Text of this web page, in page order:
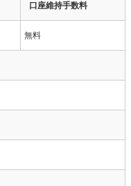
口座維持手数料
無料